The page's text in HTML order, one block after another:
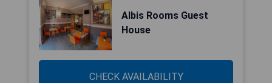
Albis Rooms Guest
House
CHECK AVAILABILITY